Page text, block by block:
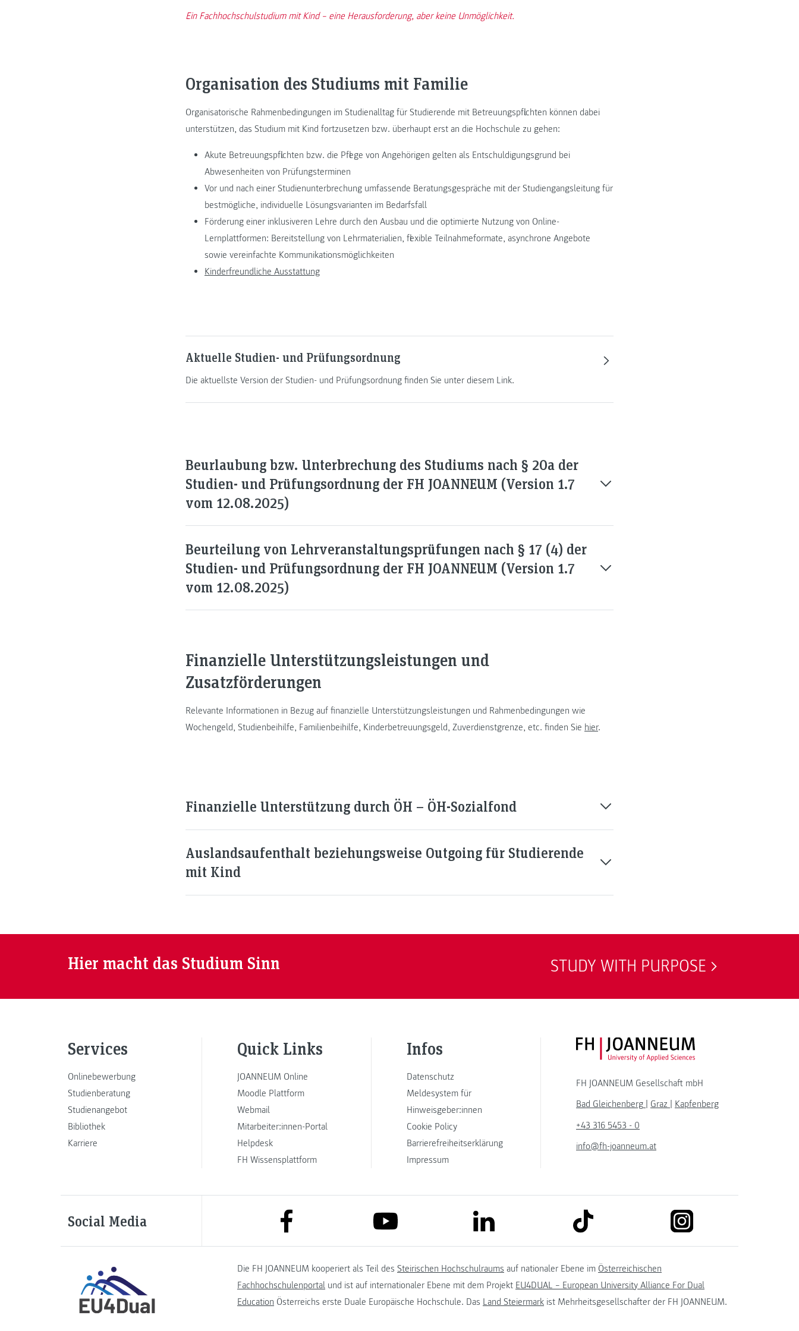
Ein Fachhochschulstudium mit Kind – eine Herausforderung, aber keine Unmöglichkeit.
Organisation des Studiums mit Familie
Organisatorische Rahmenbedingungen im Studienalltag für Studierende mit Betreuungspflichten können dabei
unterstützen, das Studium mit Kind fortzusetzen bzw. überhaupt erst an die Hochschule zu gehen:
Akute Betreuungspflichten bzw. die Pflege von Angehörigen gelten als Entschuldigungsgrund bei
Abwesenheiten von Prüfungsterminen
Vor und nach einer Studienunterbrechung umfassende Beratungsgespräche mit der Studiengangsleitung für
bestmögliche, individuelle Lösungsvarianten im Bedarfsfall
Förderung einer inklusiveren Lehre durch den Ausbau und die optimierte Nutzung von Online-
Lernplattformen: Bereitstellung von Lehrmaterialien, flexible Teilnahmeformate, asynchrone Angebote
sowie vereinfachte Kommunikationsmöglichkeiten
Kinderfreundliche Ausstattung
Aktuelle Studien- und Prüfungsordnung
Die aktuellste Version der Studien- und Prüfungsordnung finden Sie unter diesem Link.
Beurlaubung bzw. Unterbrechung des Studiums nach § 20a der
Studien- und Prüfungsordnung der FH JOANNEUM (Version 1.7
vom 12.08.2025)
Beurteilung von Lehrveranstaltungsprüfungen nach § 17 (4) der
Studien- und Prüfungsordnung der FH JOANNEUM (Version 1.7
vom 12.08.2025)
Finanzielle Unterstützungsleistungen und
Zusatzförderungen
Relevante Informationen in Bezug auf finanzielle Unterstützungsleistungen und Rahmenbedingungen wie
Wochengeld, Studienbeihilfe, Familienbeihilfe, Kinderbetreuungsgeld, Zuverdienstgrenze, etc. finden Sie hier.
Finanzielle Unterstützung durch ÖH – ÖH-Sozialfond
Auslandsaufenthalt beziehungsweise Outgoing für Studierende
mit Kind
Hier macht das Studium Sinn STUDY WITH PURPOSE
Services
Onlinebewerbung
Studienberatung
Studienangebot
Bibliothek
Karriere
Quick Links
JOANNEUM Online
Moodle Plattform
Webmail
Mitarbeiter:innen-Portal
Helpdesk
FH Wissensplattform
Infos
Datenschutz
Meldesystem für
Hinweisgeber:innen
Cookie Policy
Barrierefreiheitserklärung
Impressum
FH JOANNEUM Logo
FH JOANNEUM Gesellschaft mbH
Bad Gleichenberg
Graz
Kapfenberg
+43 316 5453 - 0
info@fh-joanneum.at
Social Media link to facebook link to youtube link to linkedin link to tiktok link to instagram
Die FH JOANNEUM kooperiert als Teil des Steirischen Hochschulraums auf nationaler Ebene im Österreichischen
Fachhochschulenportal und ist auf internationaler Ebene mit dem Projekt EU4DUAL – European University Alliance For Dual
Education Österreichs erste Duale Europäische Hochschule. Das Land Steiermark ist Mehrheitsgesellschafter der FH JOANNEUM.